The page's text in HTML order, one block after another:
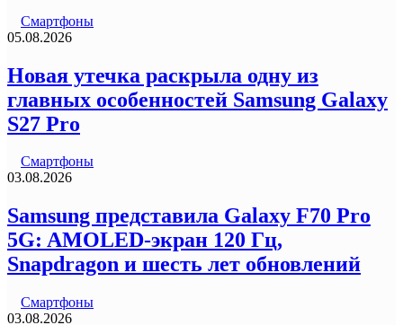
Смартфоны
05.08.2026
Новая утечка раскрыла одну из
главных особенностей Samsung Galaxy
S27 Pro
Смартфоны
03.08.2026
Samsung представила Galaxy F70 Pro
5G: AMOLED-экран 120 Гц,
Snapdragon и шесть лет обновлений
Смартфоны
03.08.2026